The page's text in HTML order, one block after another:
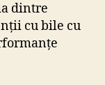
dintre
cu bile cu